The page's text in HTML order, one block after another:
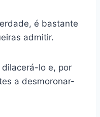
é bastante
admitir.
lo e, por
a desmoronar-